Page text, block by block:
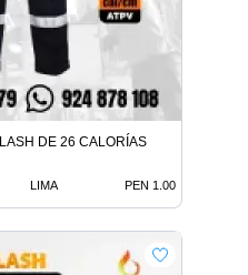
DE 26 CALORÍAS
LIMA PEN 1.00